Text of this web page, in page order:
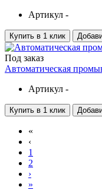
Артикул -
Купить в 1 клик
Под заказ
Автоматическая
Артикул -
Купить в 1 клик
«
‹
1
2
›
»